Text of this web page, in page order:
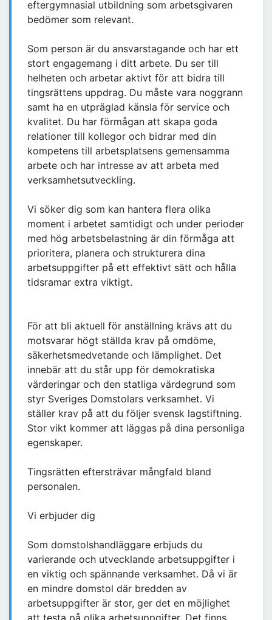
eftergymnasial utbildning som arbetsgivaren
bedömer som relevant.
Som person är du ansvarstagande och har ett
stort engagemang i ditt arbete. Du ser till
helheten och arbetar aktivt för att bidra till
tingsrättens uppdrag. Du måste vara noggrann
samt ha en utpräglad känsla för service och
kvalitet. Du har förmågan att skapa goda
relationer till kollegor och bidrar med din
kompetens till arbetsplatsens gemensamma
arbete och har intresse av att arbeta med
verksamhetsutveckling.
Vi söker dig som kan hantera flera olika
moment i arbetet samtidigt och under perioder
med hög arbetsbelastning är din förmåga att
prioritera, planera och strukturera dina
arbetsuppgifter på ett effektivt sätt och hålla
tidsramar extra viktigt.
För att bli aktuell för anställning krävs att du
motsvarar högt ställda krav på omdöme,
säkerhetsmedvetande och lämplighet. Det
innebär att du står upp för demokratiska
värderingar och den statliga värdegrund som
styr Sveriges Domstolars verksamhet. Vi
ställer krav på att du följer svensk lagstiftning.
Stor vikt kommer att läggas på dina personliga
egenskaper.
Tingsrätten eftersträvar mångfald bland
personalen.
Vi erbjuder dig
Som domstolshandläggare erbjuds du
varierande och utvecklande arbetsuppgifter i
en viktig och spännande verksamhet. Då vi är
en mindre domstol där bredden av
arbetsuppgifter är stor, ger det en möjlighet